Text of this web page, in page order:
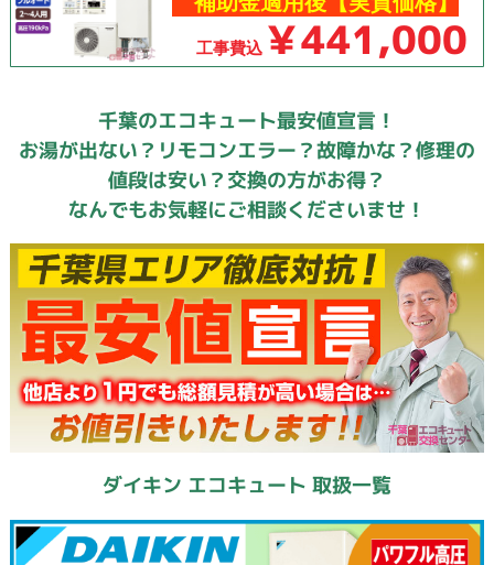
工事費込 ￥441,000
千葉のエコキュート最安値宣言！
お湯が出ない？リモコンエラー？故障かな？修理の
値段は安い？交換の方がお得？
なんでもお気軽にご相談くださいませ！
ダイキン エコキュート 取扱一覧